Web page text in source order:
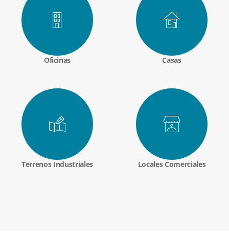
Oficinas Casas
Terrenos Industriales Locales Comerciales